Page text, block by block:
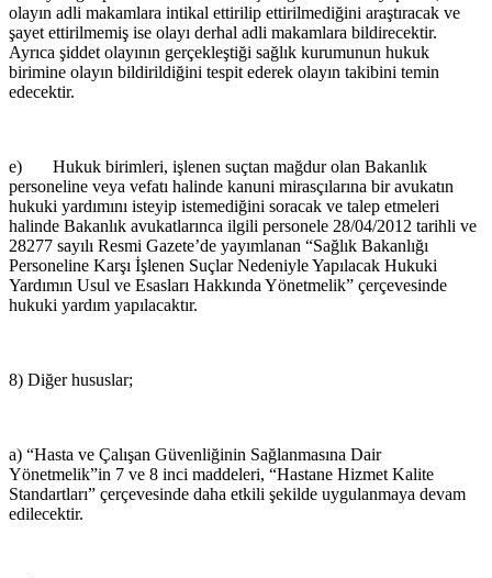
olayın adli makamlara intikal ettirilip ettirilmediğini araştıracak ve
şayet ettirilmemiş ise olayı derhal adli makamlara bildirecektir.
Ayrıca şiddet olayının gerçekleştiği sağlık kurumunun hukuk
birimine olayın bildirildiğini tespit ederek olayın takibini temin
edecektir.
e) Hukuk birimleri, işlenen suçtan mağdur olan Bakanlık
personeline veya vefatı halinde kanuni mirasçılarına bir avukatın
hukuki yardımını isteyip istemediğini soracak ve talep etmeleri
halinde Bakanlık avukatlarınca ilgili personele 28/04/2012 tarihli ve
28277 sayılı Resmi Gazete’de yayımlanan “Sağlık Bakanlığı
Personeline Karşı İşlenen Suçlar Nedeniyle Yapılacak Hukuki
Yardımın Usul ve Esasları Hakkında Yönetmelik” çerçevesinde
hukuki yardım yapılacaktır.
8) Diğer hususlar;
a) “Hasta ve Çalışan Güvenliğinin Sağlanmasına Dair
Yönetmelik”in 7 ve 8 inci maddeleri, “Hastane Hizmet Kalite
Standartları” çerçevesinde daha etkili şekilde uygulanmaya devam
edilecektir.